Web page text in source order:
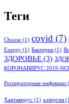
Теги
Choose (1) covid (7)
Energy (1) Бактерия (1)
ЗДОРОВЬЕ (3)
КОРОНАВИРУС 2019-
Респираторные инфекции
Хантавирус (1) аллергия